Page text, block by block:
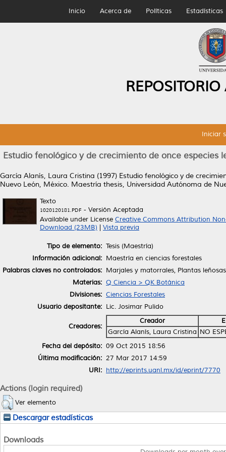
Inicio Acerca de Políticas Estadísticas
Iniciar
Estudio fenológico y de crecimiento de once especies
García Alanís, Laura Cristina (1997) Estudio fenológico y de
Nuevo León, México. Maestría thesis, Universidad Autónoma de
Texto
1020120181.PDF - Versión Aceptada
Available under License Creative Commons Attribution
Download (23MB)
Vista previa
Tipo de elemento: Tesis (Maestría)
Información adicional: Maestría en ciencias forestales
Palabras claves no controlados: Marjales y matorrales, Plantas
Materias: Q Ciencia > QK Botánica
Divisiones: Ciencias Forestales
Usuario depositante: Lic. Josimar Pulido
Creadores:
Creador
García Alanís, Laura Cristina NO
Fecha del depósito: 09 Oct 2015 18:56
Última modificación: 27 Mar 2017 14:59
URI: http://eprints.uanl.mx/id/eprint/7770
Actions (login required)
Ver elemento
Descargar estadísticas
Downloads